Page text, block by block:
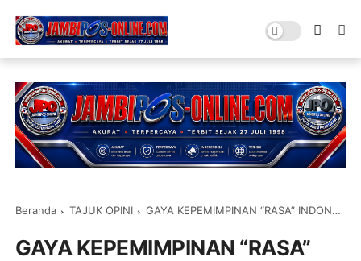
Beranda TAJUK OPINI GAYA KEPEMIMPINAN “RASA” INDONESIA
GAYA KEPEMIMPINAN “RASA”